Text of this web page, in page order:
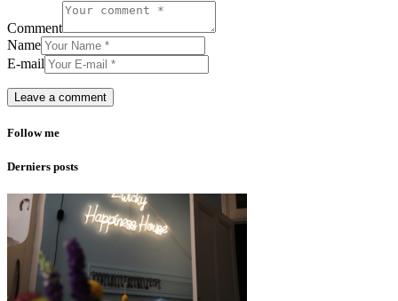
Comment
Name
E-mail
Follow me
Derniers posts